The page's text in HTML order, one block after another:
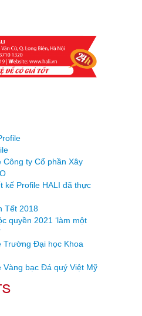
Công ty Cổ phần Xây
kế Profile HALI đã thực
Tết 2018
quyền 2021 ‘làm một
Trường Đại học Khoa
Vàng bạc Đá quý Việt Mỹ